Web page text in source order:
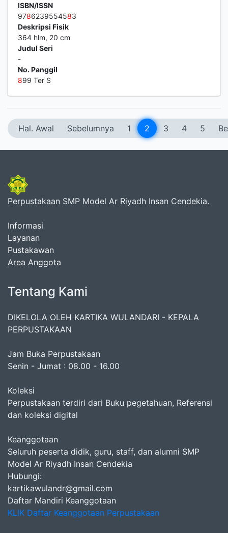
ISBN/ISSN
9786239554583
Deskripsi Fisik
364 hlm, 20 cm
Judul Seri
-
No. Panggil
899 Ter S
Hal. Awal Sebelumnya 1 2 3 4 5
Perpustakaan SMP Model Ar Riyadh Insan Cendekia.
Informasi
Layanan
Pustakawan
Area Anggota
Tentang Kami
DIKELOLA OLEH KARTIKA WULANDARI - KEPALA
PERPUSTAKAAN
Jam Buka Perpustakaan
Senin - Jumat : 08.00 - 16.00
Koleksi
Perpustakaan terdiri dari Buku pegetahuan, Referensi
dan koleksi digital
Keanggotaan
Seluruh peserta didik, guru, staff, dan alumni SMP
Model Ar Riyadh Insan Cendekia
Hubungi:
kartikawulandr@gmail.com
Daftar Mandiri Keanggotaan
KLIK Daftar Keanggotaan Perpustakaan